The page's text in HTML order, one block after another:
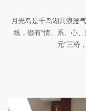
月光岛是千岛湖具浪漫
线，缀有“情、系、心
元”三桥